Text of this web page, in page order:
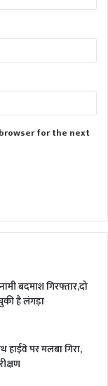
for the next
बदमाश गिरफ्तार,दो
है लंगड़ा
हाईवे पर मलबा गिरा,